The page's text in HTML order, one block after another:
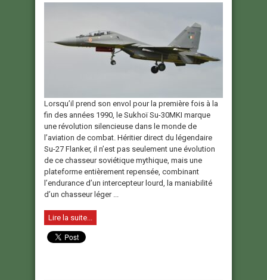
Lorsqu’il prend son envol pour la première fois à la
fin des années 1990, le Sukhoï Su-30MKI marque
une révolution silencieuse dans le monde de
l’aviation de combat. Héritier direct du légendaire
Su-27 Flanker, il n’est pas seulement une évolution
de ce chasseur soviétique mythique, mais une
plateforme entièrement repensée, combinant
l’endurance d’un intercepteur lourd, la maniabilité
d’un chasseur léger ...
Lire la suite...